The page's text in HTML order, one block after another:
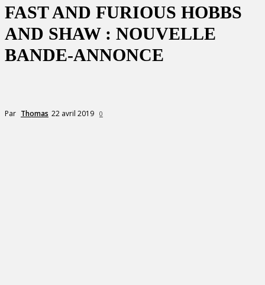
FAST AND FURIOUS HOBBS
AND SHAW : NOUVELLE
BANDE-ANNONCE
Par Thomas 22 avril 2019 0